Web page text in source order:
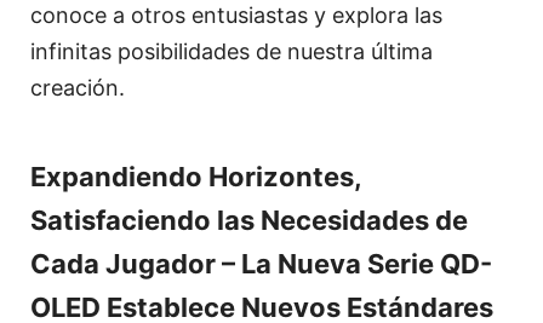
conoce a otros entusiastas y explora las
infinitas posibilidades de nuestra última
creación.
Expandiendo Horizontes,
Satisfaciendo las Necesidades de
Cada Jugador – La Nueva Serie QD-
OLED Establece Nuevos Estándares